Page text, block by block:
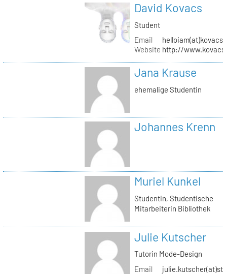
David Kovacs
Student
Email
Website http://
Jana Krause
ehemalige Studentin
Johannes Krenn
Muriel Kunkel
Studentin, Studentische
Mitarbeiterin Bibliothek
Julie Kutscher
Tutorin Mode-Design
Email